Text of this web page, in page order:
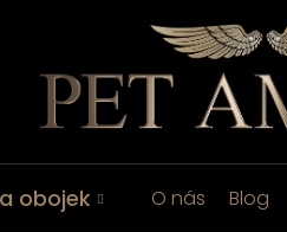
obojek O nás Blog